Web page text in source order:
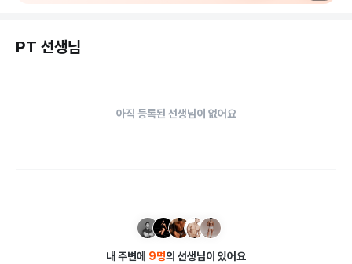
PT 선생님
아직 등록된 선생님이 없어요
내 주변에 9명의 선생님이 있어요